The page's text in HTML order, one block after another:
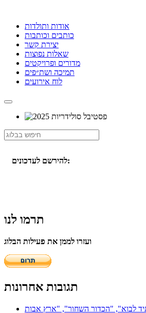
אודות ותולדות
כותבים וכותבות
יצירת קשר
שאלות נפוצות
מדורים ופרויקטים
תמיכה ושת״פים
לוח אירועים
להירשם לעדכונים:
תרמו לנו
ועזרו לממן את פעילות הבלוג
תגובות אחרונות